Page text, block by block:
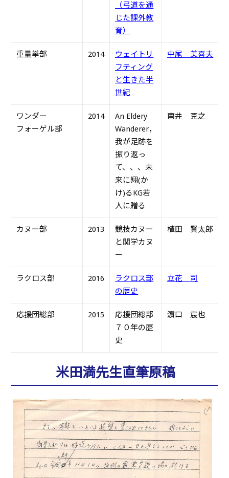
（弓道を通
じた課外教
育）
重量挙部 2014
ウェイトリ
フティング
と生きた半
世紀
中尾 美喜夫
ワンダー
フォーゲル部
2014
An Eldery
Wanderer，
我が足跡を
振り返っ
て、、、未
来に翔(か
け)るKG若
人に贈る
南井 克之
カヌー部 2013
競技カヌー
と関学カヌ
ー
植田 賢太郎
ラクロス部 2016
ラクロス部
の歴史
立花 司
応援団総部 2015
応援団総部
７０年の歴
史
濵口 宸也
米田満先生直筆原稿